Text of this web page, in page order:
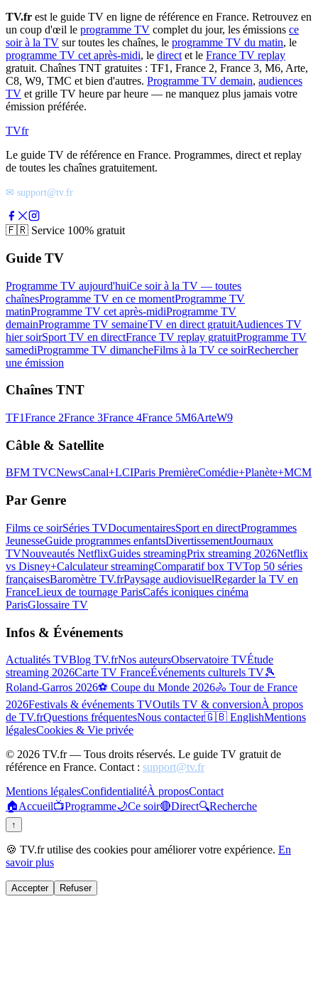
TV.fr est le guide TV en ligne de référence en France. Retrouvez en
un coup d'œil le programme TV complet du jour, les émissions ce
soir à la TV sur toutes les chaînes, le programme TV du matin, le
programme TV cet après-midi, le direct et le France TV replay
gratuit. Chaînes TNT gratuites : TF1, France 2, France 3, M6, Arte,
C8, W9, TMC et bien d'autres. Programme TV demain, audiences
TV et grille TV heure par heure — ne manquez plus jamais votre
émission préférée.
TVfr
Le guide TV de référence en France. Programmes, direct et replay
de toutes les chaînes gratuitement.
✉ support@tv.fr
🇫🇷 Service 100% gratuit
Guide TV
Programme TV aujourd'huiCe soir à la TV — toutes
chaînesProgramme TV en ce momentProgramme TV
matinProgramme TV cet après-midiProgramme TV
demainProgramme TV semaineTV en direct gratuitAudiences TV
hier soirSport TV en directFrance TV replay gratuitProgramme TV
samediProgramme TV dimancheFilms à la TV ce soirRechercher
une émission
Chaînes TNT
TF1France 2France 3France 4France 5M6ArteW9
Câble & Satellite
BFM TVCNewsCanal+LCIParis PremièreComédie+Planète+MCM
Par Genre
Films ce soirSéries TVDocumentairesSport en directProgrammes
JeunesseGuide programmes enfantsDivertissementJournaux
TVNouveautés NetflixGuides streamingPrix streaming 2026Netflix
vs Disney+Calculateur streamingComparatif box TVTop 50 séries
françaisesBaromètre TV.frPaysage audiovisuelRegarder la TV en
FranceLieux de tournage ParisCafés iconiques cinéma
ParisGlossaire TV
Infos & Événements
Actualités TVBlog TV.frNos auteursObservatoire TVÉtude
streaming 2026Carte TV FranceÉvénements culturels TV🎾
Roland-Garros 2026⚽ Coupe du Monde 2026🚴 Tour de France
2026Festivals & événements TVOutils TV & conversionÀ propos
de TV.frQuestions fréquentesNous contacter🇬🇧 EnglishMentions
légalesCookies & Vie privée
© 2026 TV.fr — Tous droits réservés. Le guide TV gratuit de
référence en France. Contact : support@tv.fr
Mentions légalesConfidentialitéÀ proposContact
🏠Accueil📺Programme🌙Ce soir🔴Direct🔍Recherche
↑
🍪 TV.fr utilise des cookies pour améliorer votre expérience. En
savoir plus
Accepter Refuser